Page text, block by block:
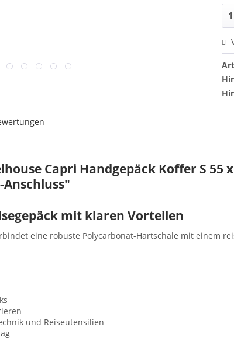
Capri Handgepäck Koffer S 55
Anschluss"
mit klaren Vorteilen
eine robuste Polycarbonat-Hartschale mit einem
und Reiseutensilien